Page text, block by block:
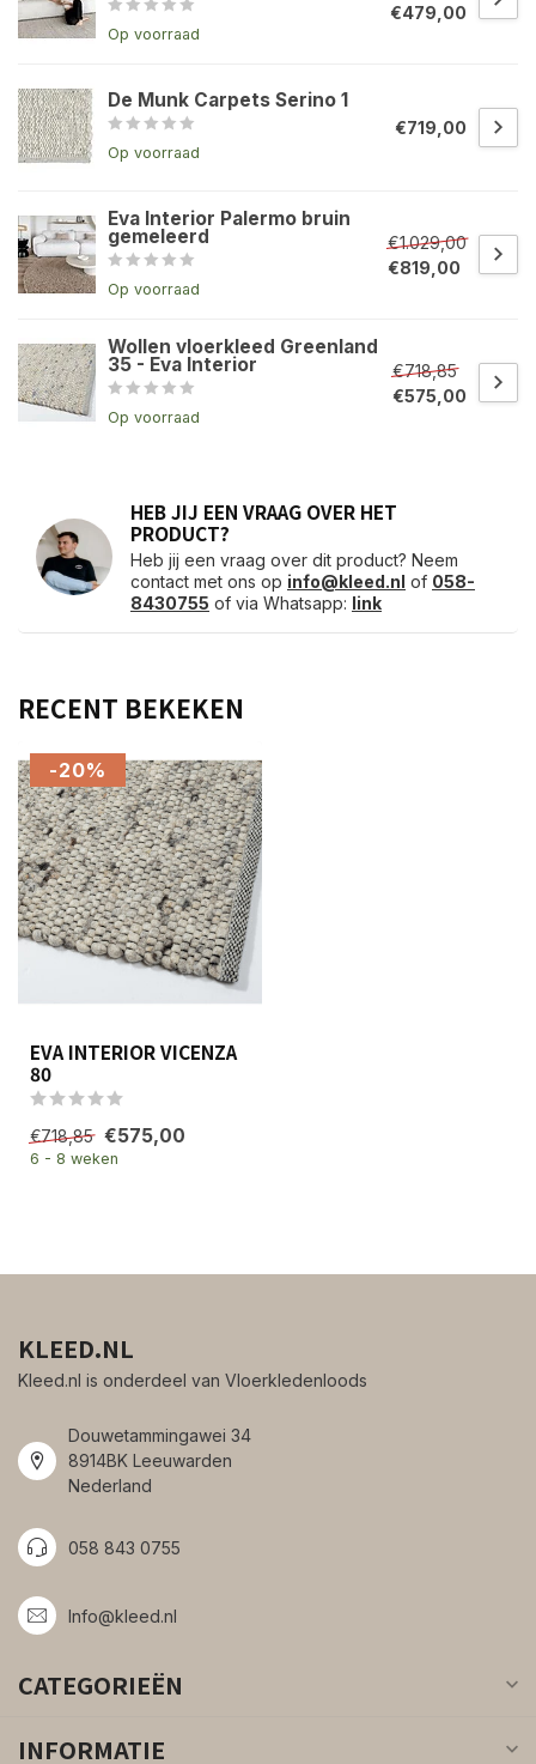
Op voorraad
€479,00
De Munk Carpets Serino 1
Op voorraad
€719,00
Eva Interior Palermo bruin
gemeleerd
Op voorraad
€1.029,00
€819,00
Wollen vloerkleed Greenland
35 - Eva Interior
Op voorraad
€718,85
€575,00
HEB JIJ EEN VRAAG OVER HET
PRODUCT?
Heb jij een vraag over dit product? Neem
contact met ons op info@kleed.nl of 058-
8430755 of via Whatsapp: link
RECENT BEKEKEN
-20%
EVA INTERIOR VICENZA
80
€718,85 €575,00
6 - 8 weken
KLEED.NL
Kleed.nl is onderdeel van Vloerkledenloods
Douwetammingawei 34
8914BK Leeuwarden
Nederland
058 843 0755
Info@kleed.nl
CATEGORIEËN
INFORMATIE